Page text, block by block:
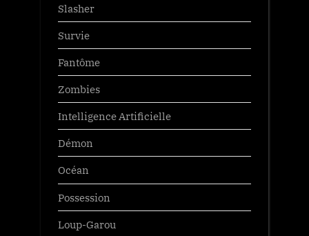
Slasher
Survie
Fantôme
Zombies
Intelligence Artificielle
Démon
Océan
Possession
Loup-Garou